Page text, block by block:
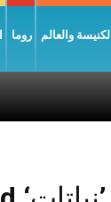
روما الكنيسة والعالم